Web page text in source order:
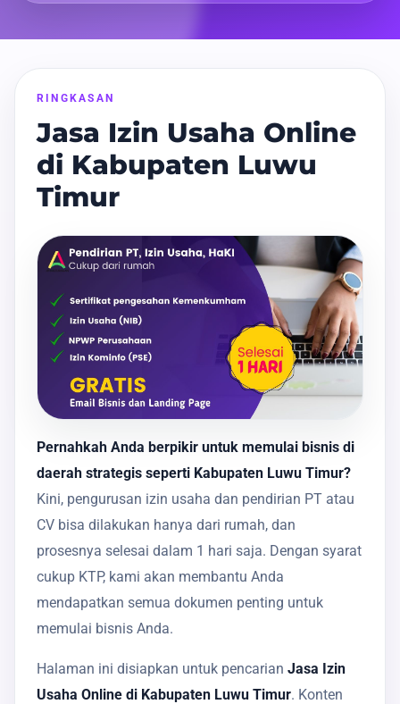
RINGKASAN
Jasa Izin Usaha Online
di Kabupaten Luwu
Timur
Pernahkah Anda berpikir untuk memulai bisnis di
daerah strategis seperti Kabupaten Luwu Timur?
Kini, pengurusan izin usaha dan pendirian PT atau
CV bisa dilakukan hanya dari rumah, dan
prosesnya selesai dalam 1 hari saja. Dengan syarat
cukup KTP, kami akan membantu Anda
mendapatkan semua dokumen penting untuk
memulai bisnis Anda.
Halaman ini disiapkan untuk pencarian Jasa Izin
Usaha Online di Kabupaten Luwu Timur. Konten